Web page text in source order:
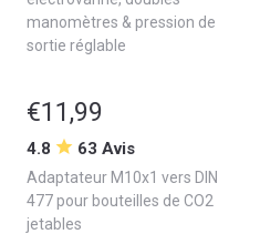
manomètres & pression de
sortie réglable
€11,99
4.8 63 Avis
Adaptateur M10x1 vers DIN
477 pour bouteilles de CO2
jetables